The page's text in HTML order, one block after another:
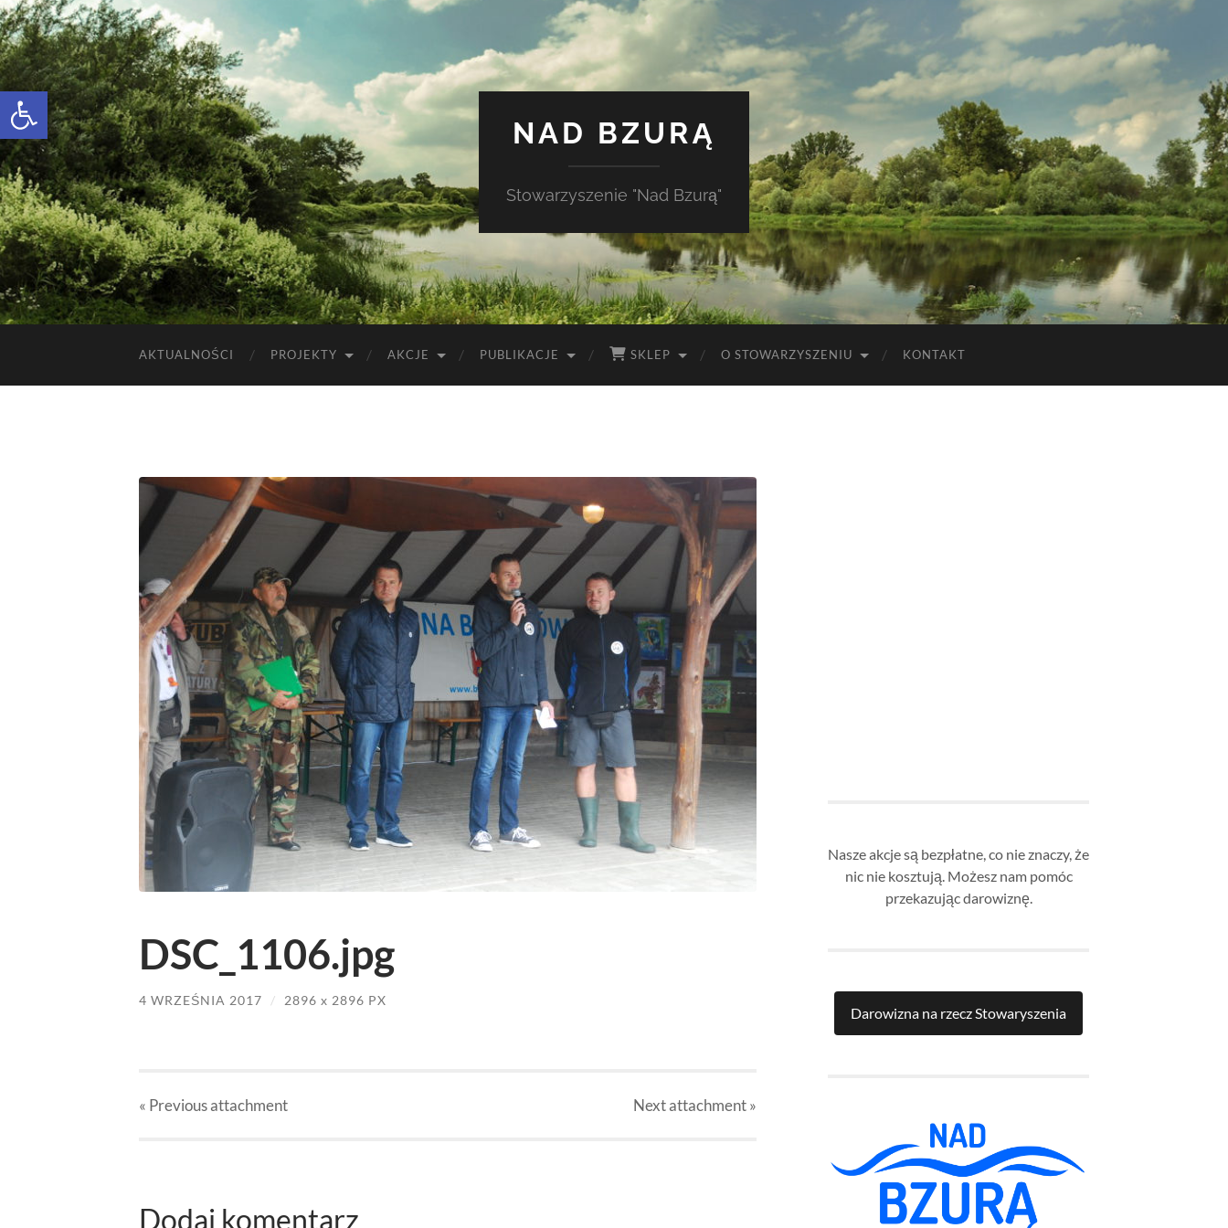
Otwórz pasek narzędzi
NAD BZURĄ
Stowarzyszenie "Nad Bzurą"
AKTUALNOŚCI PROJEKTY AKCJE PUBLIKACJE SKLEP O STOWARZYSZENIU KONTAKT
DSC_1106.jpg
4 WRZEŚNIA 2017 / 2896 x 2896 PX
« Previousattachment Nextattachment»
Dodaj komentarz
Nasze akcje są bezpłatne, co nie znaczy, że
nic nie kosztują. Możesz nam pomóc
przekazując darowiznę.
Darowizna na rzecz Stowaryszenia